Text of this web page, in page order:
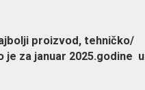
proizvod, tehničko/
za januar 2025.godine u